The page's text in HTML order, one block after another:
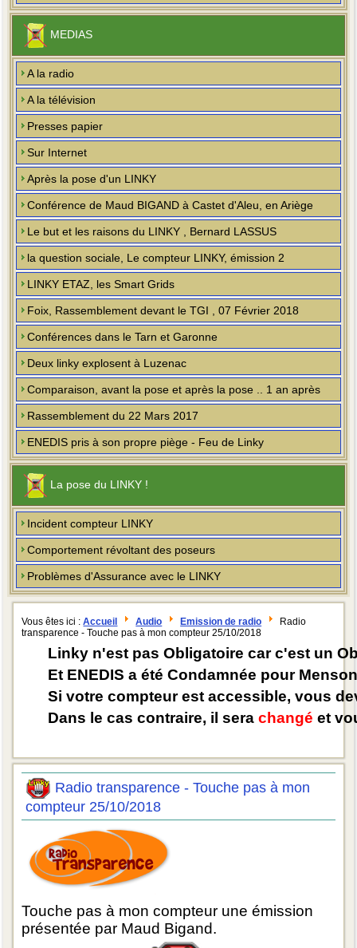
MEDIAS
A la radio
A la télévision
Presses papier
Sur Internet
Après la pose d'un LINKY
Conférence de Maud BIGAND à Castet d'Aleu, en Ariège
Le but et les raisons du LINKY , Bernard LASSUS
la question sociale, Le compteur LINKY, émission 2
LINKY ETAZ, les Smart Grids
Foix, Rassemblement devant le TGI , 07 Février 2018
Conférences dans le Tarn et Garonne
Deux linky explosent à Luzenac
Comparaison, avant la pose et après la pose .. 1 an après
Rassemblement du 22 Mars 2017
ENEDIS pris à son propre piège - Feu de Linky
La pose du LINKY !
Incident compteur LINKY
Comportement révoltant des poseurs
Problèmes d'Assurance avec le LINKY
Vous êtes ici :Accueil Audio Emission de radio
Radio
transparence - Touche pas à mon compteur 25/10/2018
Linky n'est pas Obligatoire car c'est un
Et ENEDIS a été Condamnée pour
Si votre compteur est accessible, vous
Dans le cas contraire, il serachangé et
Radio transparence - Touche pas à mon
compteur 25/10/2018
Touche pas à mon compteur une émission
présentée par Maud Bigand.